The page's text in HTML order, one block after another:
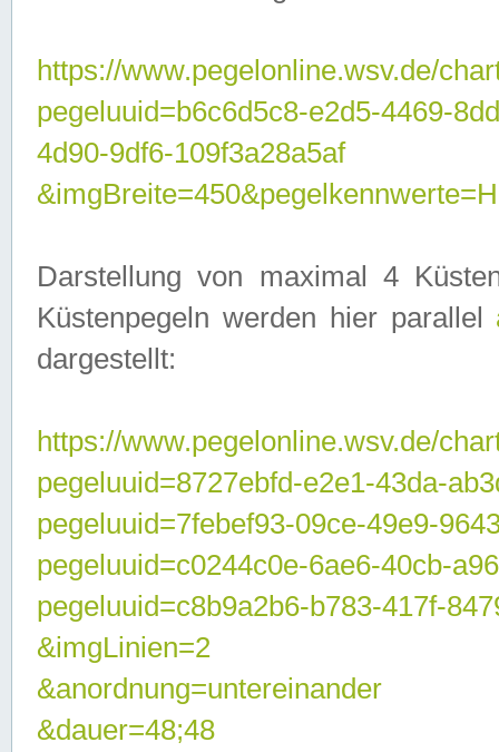
https://www.pegelonline.wsv.de/
pegeluuid=b6c6d5c8-e2d5-4469-
4d90-9df6-109f3a28a5af
Darstellung von maximal 4
Küstenpegeln werden hier parallel
dargestellt:
https://www.pegelonline.wsv.de/
pegeluuid=8727ebfd-e2e1-43da-
pegeluuid=7febef93-09ce-49e9-
pegeluuid=c0244c0e-6ae6-40cb-
pegeluuid=c8b9a2b6-b783-417f-
&imgLinien=2
&anordnung=untereinander
&dauer=48;48